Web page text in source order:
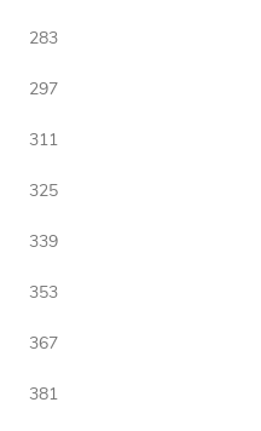
283
297
311
325
339
353
367
381